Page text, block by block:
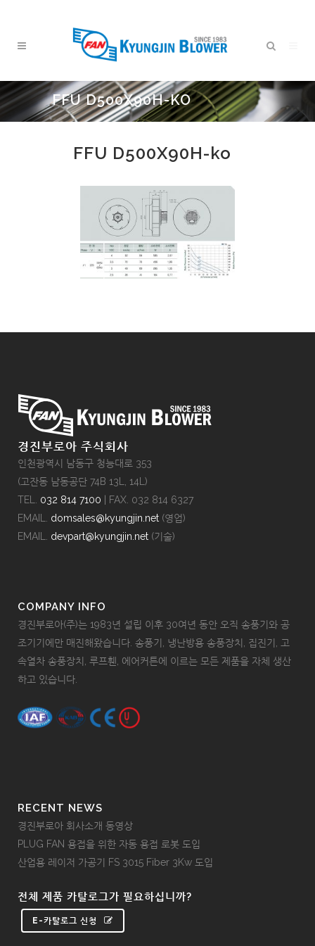
FFU D500X90H-KO
FFU D500X90H-ko
경진부로아 주식회사
인천광역시 남동구 청능대로 353
(고잔동 남동공단 74B 13L, 14L)
TEL. 032 814 7100 | FAX. 032 814 6327
EMAIL. domsales@kyungjin.net (영업)
EMAIL. devpart@kyungjin.net (기술)
COMPANY INFO
경진부로아(주)는 1983년 설립 이후 30여년 동안 오직 송풍기와 공
조기기에만 매진해왔습니다. 송풍기, 냉난방용 송풍장치, 집진기, 고
속열차 송풍장치, 루프휀, 에어커튼에 이르는 모든 제품을 자체 생산
하고 있습니다.
RECENT NEWS
경진부로아 회사소개 동영상
PLUG FAN 용접을 위한 자동 용접 로봇 도입
산업용 레이저 가공기 FS 3015 Fiber 3Kw 도입
전체 제품 카탈로그가 필요하십니까?
E-카탈로그 신청